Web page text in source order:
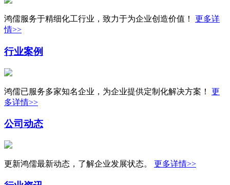
鸿儒服务于精细化工行业，致力于为企业创造价值！ 更多详
情>>
行业案例
鸿儒已服务多家知名企业，为企业提供定制化解决方案！ 更
多详情>>
公司动态
更新鸿儒最新动态，了解企业发展状态。 更多详情>>